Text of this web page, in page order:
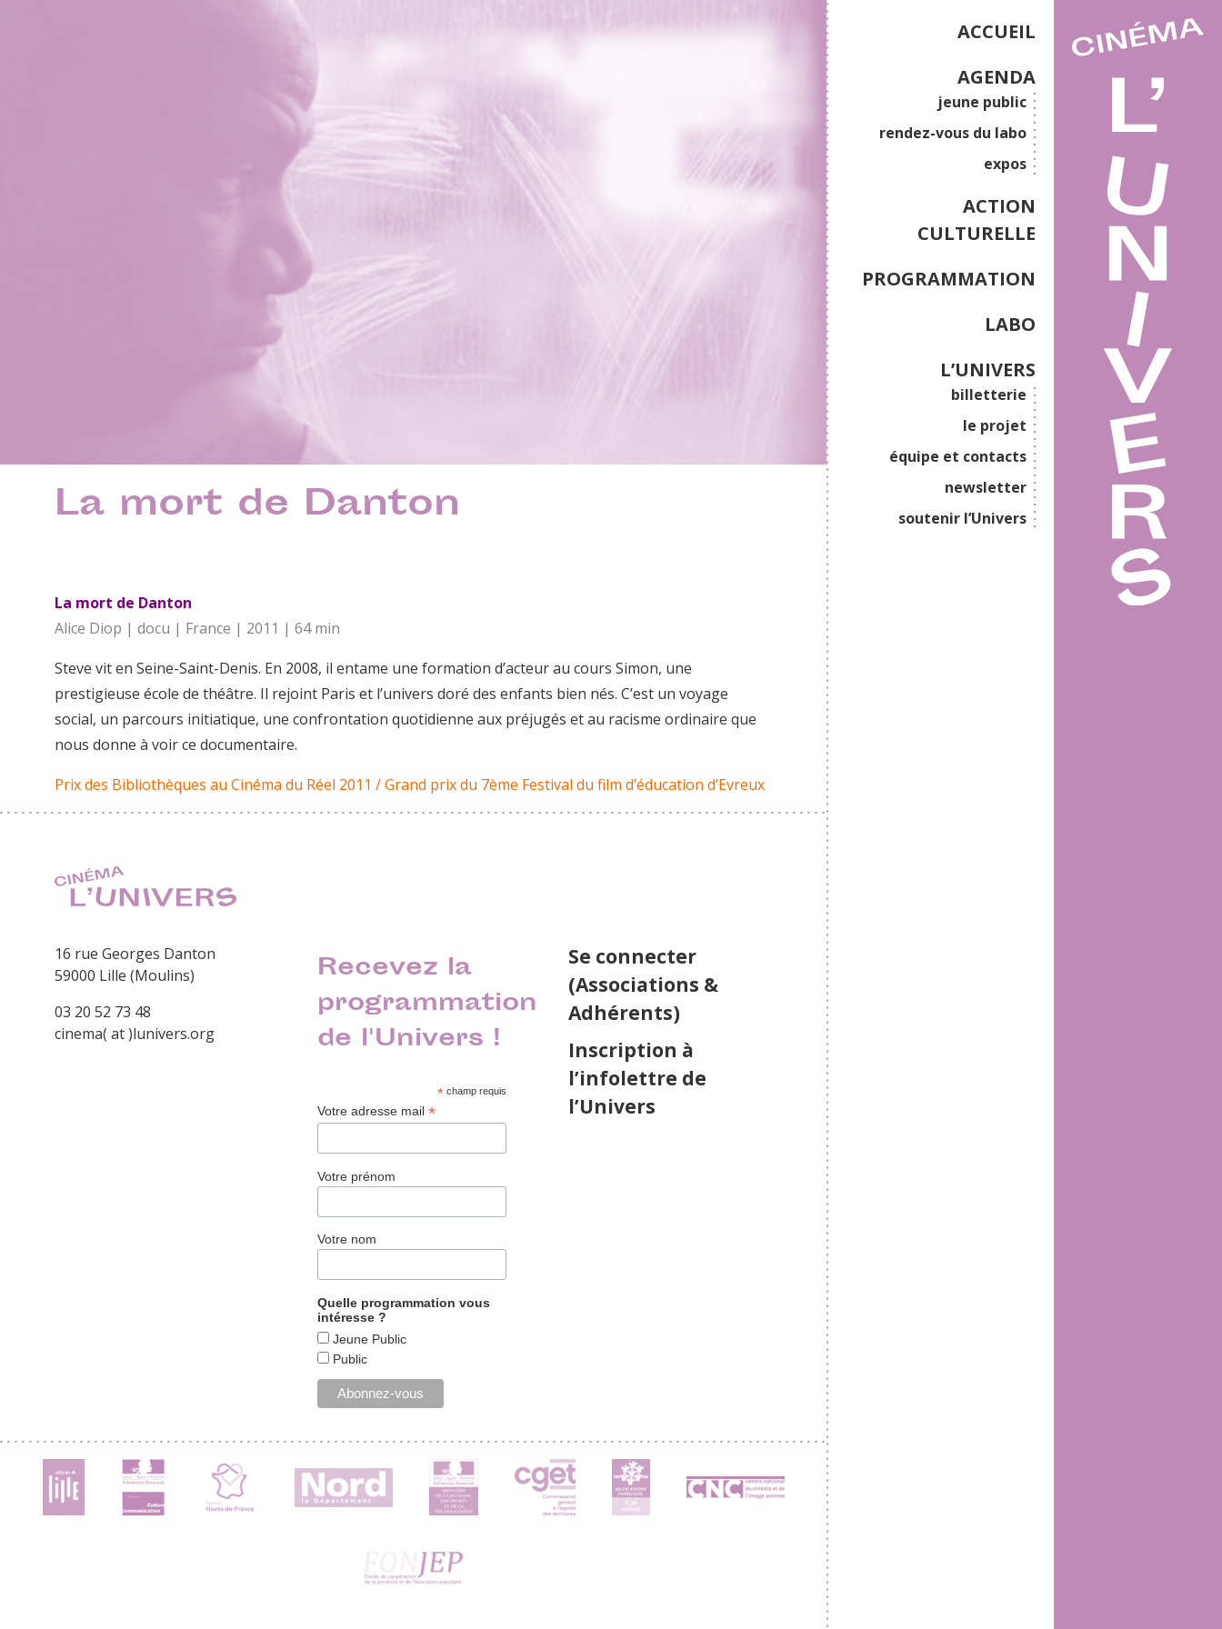
ACCUEIL
AGENDA
jeune public
rendez-vous du labo
expos
ACTION
CULTURELLE
PROGRAMMATION
LABO
L’UNIVERS
billetterie
le projet
équipe et contacts
newsletter
soutenir l’Univers
La mort de Danton
La mort de Danton
Alice Diop | docu | France | 2011 | 64 min
Steve vit en Seine-Saint-Denis. En 2008, il entame une formation d’acteur au cours Simon, une
prestigieuse école de théâtre. Il rejoint Paris et l’univers doré des enfants bien nés. C’est un voyage
social, un parcours initiatique, une confrontation quotidienne aux préjugés et au racisme ordinaire que
nous donne à voir ce documentaire.
Prix des Bibliothèques au Cinéma du Réel 2011 / Grand prix du 7ème Festival du film d’éducation d’Evreux
16 rue Georges Danton
59000 Lille (Moulins)
03 20 52 73 48
cinema( at )lunivers.org
Recevez la
programmation
de l'Univers !
*champ requis
Votre adresse mail*
Votre prénom
Votre nom
Quelle programmation vous
intéresse ?
Jeune Public
Public
Se connecter
(Associations &
Adhérents)
Inscription à
l’infolettre de
l’Univers